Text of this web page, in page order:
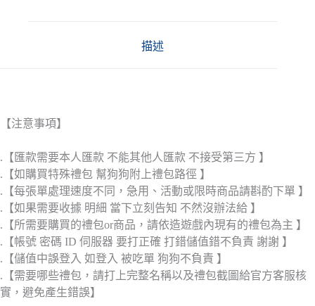
描述
【注意事項】
.【匯款需要本人匯款 不能其他人匯款 不接受第三方 】
.【如購買特殊禮包 幫狗狗附上禮包路徑 】
.【每張單處理速度不同，急用、活動或限時商品請斟酌下單 】
.【如果需要收據 明細 當下立刻告知 不然沒辦法給 】
.【所需要購買的禮包or商品，請依造遊戲內現有的禮包為主 】
.【帳號 密碼 ID 伺服器 要打正確 打錯儲值錯不負責 謝謝 】
.【儲值中誤登入 如登入 被吃單 狗狗不負責 】
.【需要哪些禮包，請打上完整名稱以及禮包截圖給官方客服核
實，避免產生錯誤】